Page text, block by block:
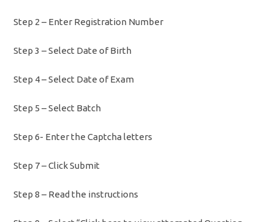
Step 2 – Enter Registration Number
Step 3 – Select Date of Birth
Step 4 – Select Date of Exam
Step 5 – Select Batch
Step 6- Enter the Captcha letters
Step 7 – Click Submit
Step 8 – Read the instructions